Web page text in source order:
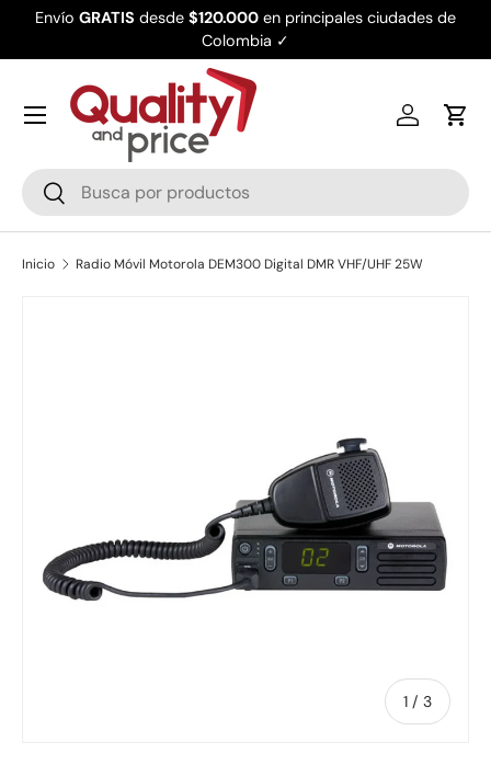
Envío GRATIS desde $120.000 en principales ciudades de
Colombia ✓
Buscar
Buscar
Iniciar
Inicio Radio Móvil Motorola DEM300 Digital DMR VHF/UHF 25W
1 / de
3